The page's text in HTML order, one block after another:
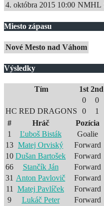
4. októbra 2015 10:00 NMHL
Miesto zápasu
Nové Mesto nad Váhom
Výsledky
Tím 1st 2nd
0
0
HC RED DRAGONS
0 1
#
Hráč Pozícia
1
Ľuboš Bisták Goalie
13 Matej Orviský Forward
10 Dušan Bartošek Forward
66
Stančík Ján Forward
31 Anton Pavlovič Forward
11 Matej Pavlíček Forward
9
Lukáč Peter Forward